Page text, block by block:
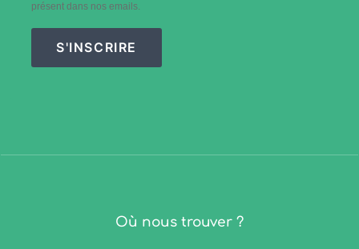
présent dans nos emails.
S'INSCRIRE
Où nous trouver ?